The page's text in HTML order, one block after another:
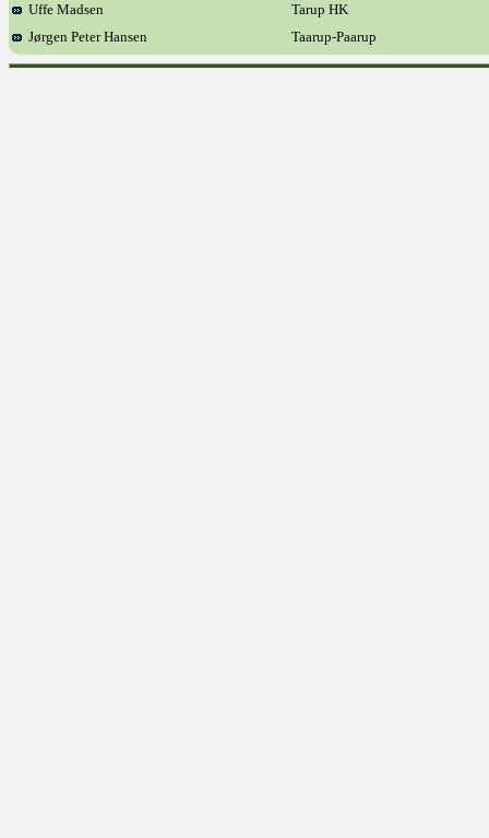
Uffe Madsen
Tarup HK
Jørgen Peter Hansen
Taarup-Paarup